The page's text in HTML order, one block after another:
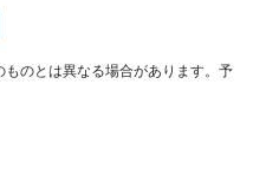
のとは異なる場合があります。予